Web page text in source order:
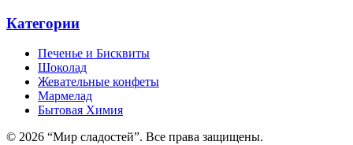
Категории
Печенье и Бисквиты
Шоколад
Жевательные конфеты
Мармелад
Бытовая Химия
© 2026 “Мир сладостей”. Все права защищены.